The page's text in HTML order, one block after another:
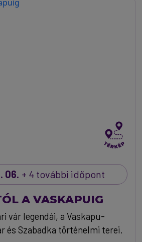
06. + 4 további időpont
A VASKAPUIG
vár legendái, a Vaskapu-
és Szabadka történelmi terei.